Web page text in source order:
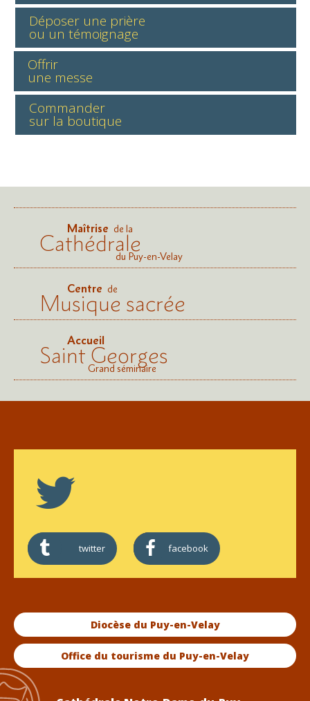
Déposer une prière
ou un témoignage
Offrir
une messe
Commander
sur la boutique
Maîtrise de la
Cathédraledu Puy-en-Velay
Centre de
Musique sacrée
Accueil
Saint Georges
Grand séminaire
twitter facebook
Diocèse du Puy-en-Velay
Office du tourisme du Puy-en-Velay